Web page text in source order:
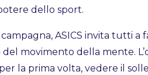
dello sport.
ASICS invita tutti
del movimento della mente.
la prima volta, vedere il